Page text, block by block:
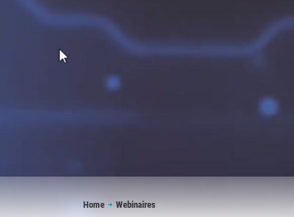
Breadcrumb
Home Webinaires